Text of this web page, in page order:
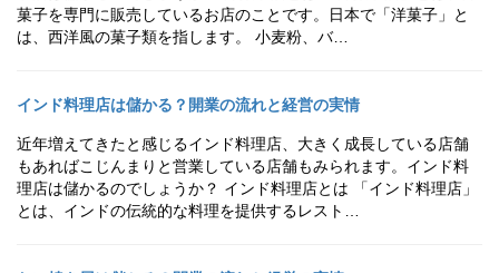
菓子を専門に販売しているお店のことです。日本で「洋菓子」と
は、西洋風の菓子類を指します。 小麦粉、バ…
インド料理店は儲かる？開業の流れと経営の実情
近年増えてきたと感じるインド料理店、大きく成長している店舗
もあればこじんまりと営業している店舗もみられます。インド料
理店は儲かるのでしょうか？ インド料理店とは 「インド料理店」
とは、インドの伝統的な料理を提供するレスト…